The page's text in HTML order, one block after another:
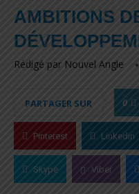
AMBITIONS
Rédigé par Nouvel Angle
PARTAGER SUR 0
Pinterest Linkedin
Skype Viber